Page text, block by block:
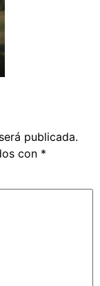
publicada.
con *